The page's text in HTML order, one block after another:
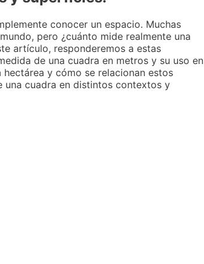
conocer un espacio. Muchas
pero ¿cuánto mide realmente una
artículo, responderemos a estas
de una cuadra en metros y su uso en
y cómo se relacionan estos
una cuadra en distintos contextos y